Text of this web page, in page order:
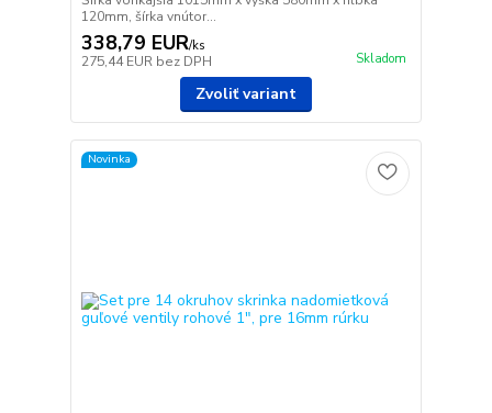
120mm, šírka vnútor...
338,79 EUR/ks
275,44 EUR bez DPH Skladom
Zvoliť variant
Novinka